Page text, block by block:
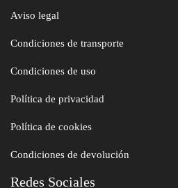
Aviso legal
Condiciones de transporte
Condiciones de uso
Política de privacidad
Política de cookies
Condiciones de devolución
Redes Sociales